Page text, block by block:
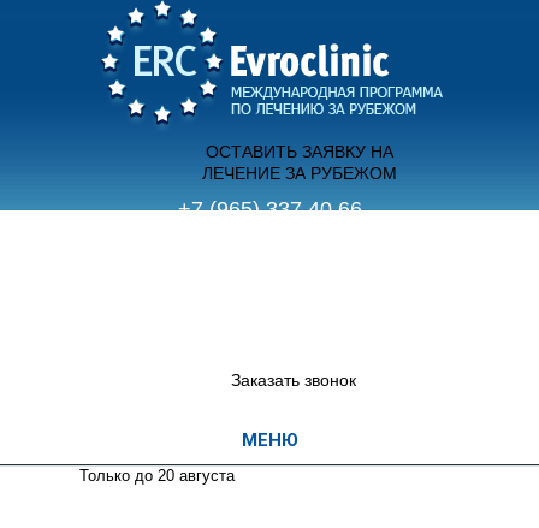
ОСТАВИТЬ ЗАЯВКУ НА
ЛЕЧЕНИЕ ЗА РУБЕЖОМ
+7 (965) 337 40 66
Заказать звонок
Только до 20 августа